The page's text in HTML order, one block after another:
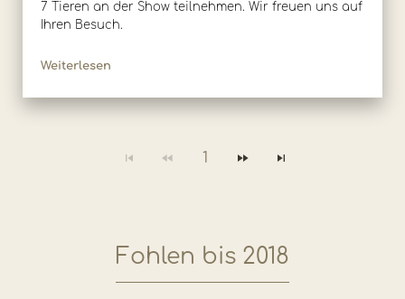
7 Tieren an der Show teilnehmen. Wir freuen uns auf
Ihren Besuch.
Weiterlesen
1
Fohlen bis 2018